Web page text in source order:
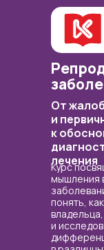
Курс
мышления
понять,
и
От
и
к
лечения